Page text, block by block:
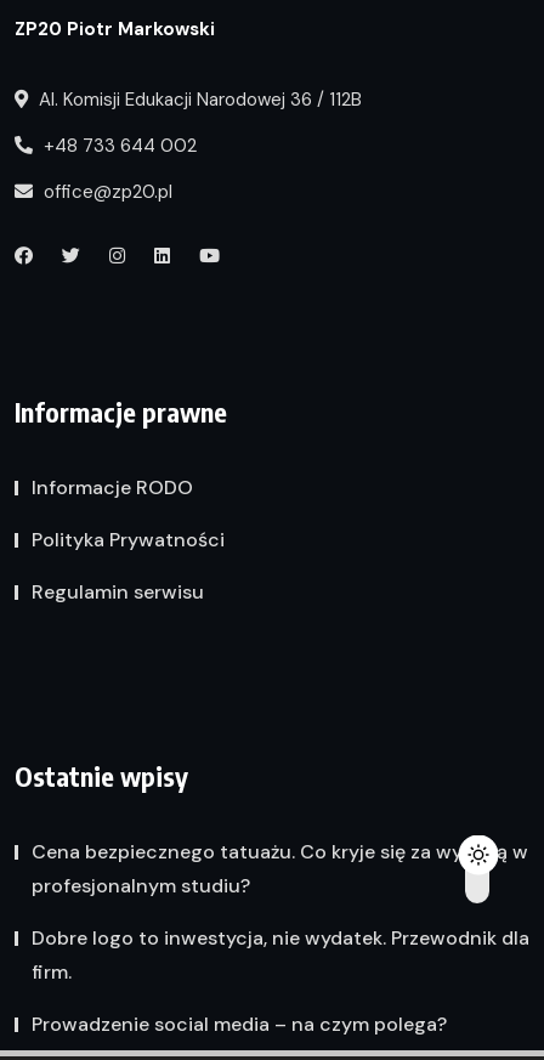
ZP20 Piotr Markowski
Al. Komisji Edukacji Narodowej 36 / 112B
+48 733 644 002
office@zp20.pl
Informacje prawne
Informacje RODO
Polityka Prywatności
Regulamin serwisu
Ostatnie wpisy
Cena bezpiecznego tatuażu. Co kryje się za wyceną w
profesjonalnym studiu?
Dobre logo to inwestycja, nie wydatek. Przewodnik dla
firm.
Prowadzenie social media – na czym polega?